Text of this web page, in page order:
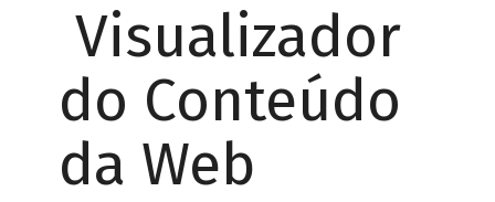
Visualizador
do Conteúdo
da Web